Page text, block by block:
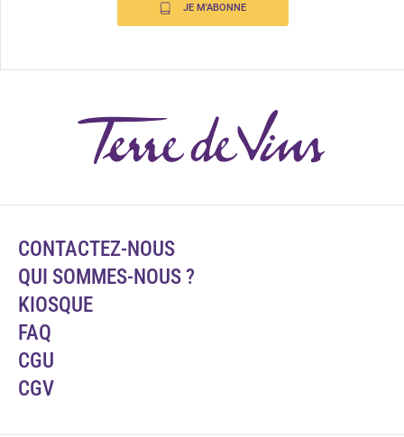
JE M'ABONNE
CONTACTEZ-NOUS
QUI SOMMES-NOUS ?
KIOSQUE
FAQ
CGU
CGV